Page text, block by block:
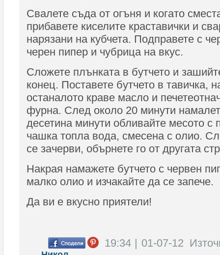
Свалете съда от огъня и когато
прибавете киселите краставички и
нарязани на кубчета. Подправете с
черен пипер и чубрица на вкус.
Сложете плънката в бутчето и
конец. Поставете бутчето в тавичка,
останалото краве масло и
фурна. След около 20 минути
десетина минути обливайте месото с
чашка топла вода, смесена с олио.
се зачерви, обърнете го от другата
Накрая намажете бутчето с червен
малко олио и изчакайте да се запече.
Да ви е вкусно приятели!
19:34 | 01-07-12